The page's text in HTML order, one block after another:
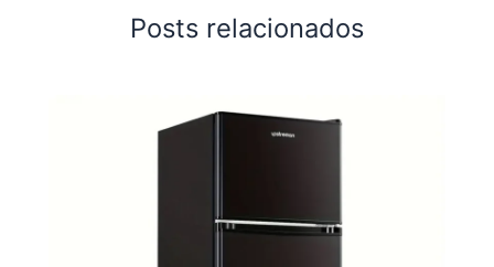
Posts relacionados